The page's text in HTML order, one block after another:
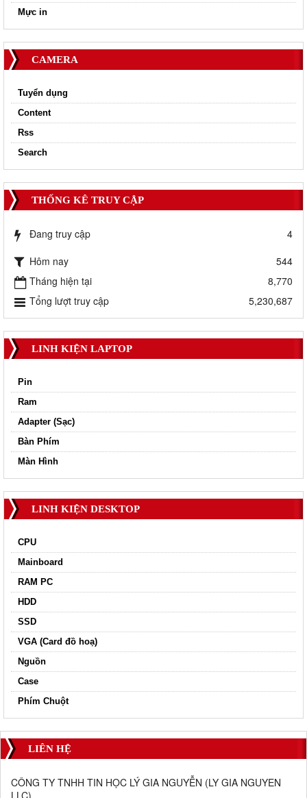
Mực in
CAMERA
Tuyển dụng
Content
Rss
Search
THỐNG KÊ TRUY CẬP
Đang truy cập
4
Hôm nay
544
Tháng hiện tại
8,770
Tổng lượt truy cập
5,230,687
LINH KIỆN LAPTOP
Pin
Ram
Adapter (Sạc)
Bàn Phím
Màn Hình
LINH KIỆN DESKTOP
CPU
Mainboard
RAM PC
HDD
SSD
VGA (Card đồ hoạ)
Nguồn
Case
Phím Chuột
LIÊN HỆ
CÔNG TY TNHH TIN HỌC LÝ GIA NGUYỄN (LY GIA NGUYEN